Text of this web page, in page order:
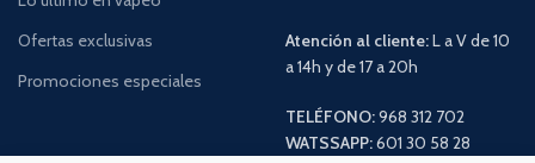
Ofertas exclusivas
Promociones especiales
Atención al cliente:L a V de 10
a 14h y de 17 a 20h
TELÉFONO:968 312 702
WATSSAPP:601 30 58 28